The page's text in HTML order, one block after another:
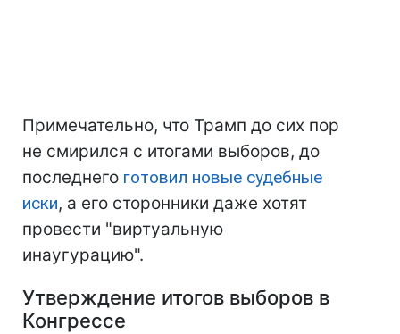
Примечательно, что Трамп до сих пор
не смирился с итогами выборов, до
последнего готовил новые судебные
иски, а его сторонники даже хотят
провести "виртуальную
инаугурацию".
Утверждение итогов выборов в
Конгрессе